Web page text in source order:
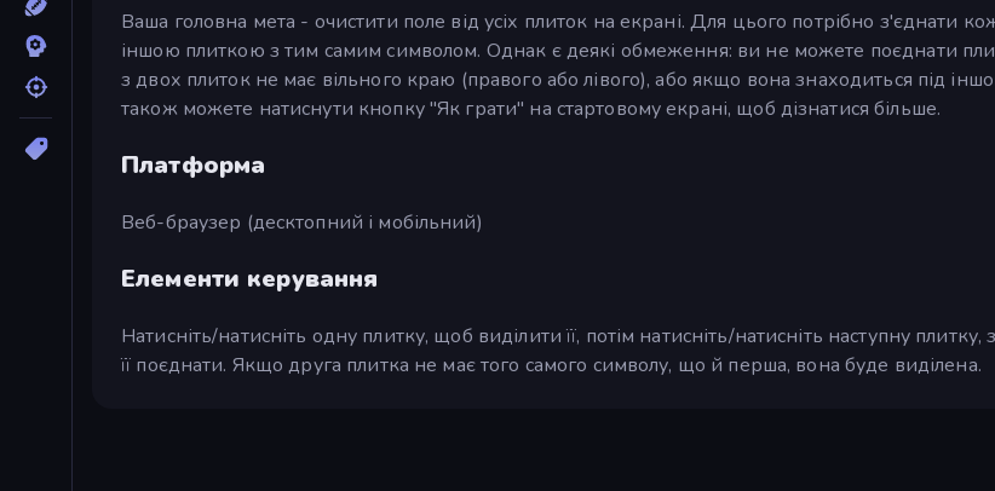
Ваша головна мета - очистити поле від усіх плиток на екрані. Для цього потрібно з'єднати
іншою плиткою з тим самим символом. Однак є деякі обмеження: ви не можете поєднати
з двох плиток не має вільного краю (правого або лівого), або якщо вона знаходиться під
також можете натиснути кнопку "Як грати" на стартовому екрані, щоб дізнатися більше.
Платформа
Веб-браузер (десктопний і мобільний)
Елементи керування
Натисніть/натисніть одну плитку, щоб виділити її, потім натисніть/натисніть наступну
її поєднати. Якщо друга плитка не має того самого символу, що й перша, вона буде виділена.